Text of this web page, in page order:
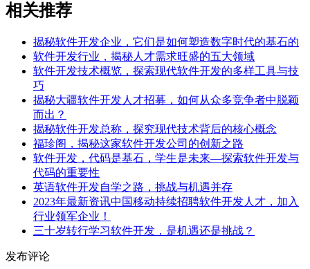
相关推荐
揭秘软件开发企业，它们是如何塑造数字时代的基石的
软件开发行业，揭秘人才需求旺盛的五大领域
软件开发技术概览，探索现代软件开发的多样工具与技
巧
揭秘大疆软件开发人才招募，如何从众多竞争者中脱颖
而出？
揭秘软件开发总称，探究现代技术背后的核心概念
福珍阁，揭秘这家软件开发公司的创新之路
软件开发，代码是基石，学生是未来—探索软件开发与
代码的重要性
英语软件开发自学之路，挑战与机遇并存
2023年最新资讯中国移动持续招聘软件开发人才，加入
行业领军企业！
三十岁转行学习软件开发，是机遇还是挑战？
发布评论